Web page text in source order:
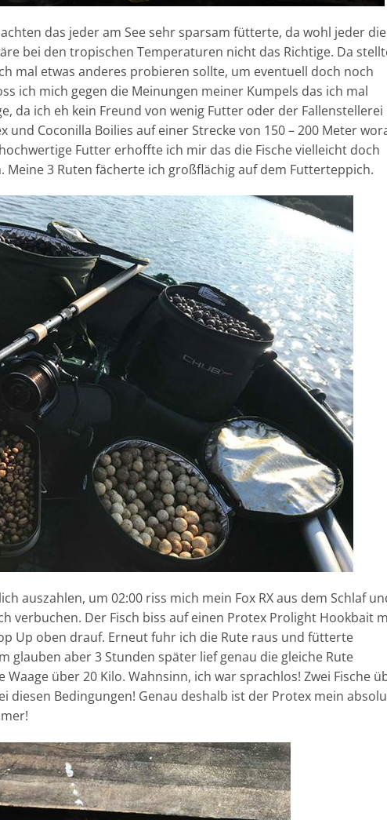
das jeder am See sehr sparsam fütterte, da wohl jeder die
bei den tropischen Temperaturen nicht das Richtige. Da
mal etwas anderes probieren sollte, um eventuell doch noch
ich mich gegen die Meinungen meiner Kumpels das ich mal
da ich eh kein Freund von wenig Futter oder der Fallenstellerei
und Coconilla Boilies auf einer Strecke von 150 – 200 Meter
Futter erhoffte ich mir das die Fische vielleicht doch
Meine 3 Ruten fächerte ich großflächig auf dem Futterteppich.
auszahlen, um 02:00 riss mich mein Fox RX aus dem Schlaf
verbuchen. Der Fisch biss auf einen Protex Prolight Hookbait
Up oben drauf. Erneut fuhr ich die Rute raus und fütterte
glauben aber 3 Stunden später lief genau die gleiche Rute
über 20 Kilo. Wahnsinn, ich war sprachlos! Zwei Fische
diesen Bedingungen! Genau deshalb ist der Protex mein